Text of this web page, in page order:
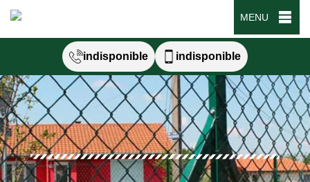
MENU
indisponible indisponible